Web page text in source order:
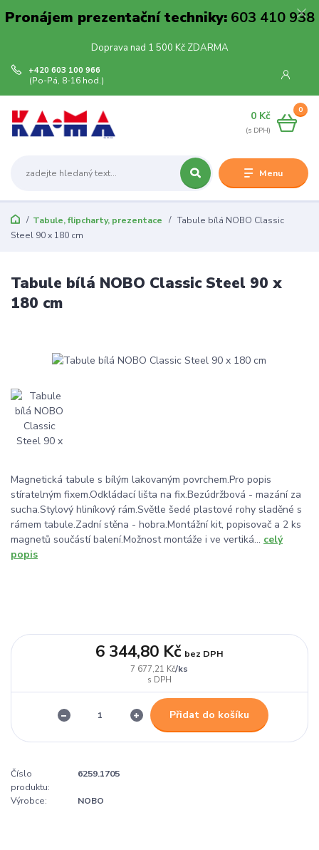
Pronájem prezentační techniky:603 410 938
Doprava nad 1 500 Kč ZDARMA
Menu
+420 603 100 966
(Po-Pá, 8-16 hod.)
0
0 Kč
Tabule, flipcharty, prezentace
Tabule bílá NOBO Classic
Steel 90 x 180 cm
Tabule bílá NOBO Classic Steel 90 x
180 cm
Magnetická tabule s bílým lakovaným povrchem.Pro popis
stíratelným fixem.Odkládací lišta na fix.Bezúdržbová - mazání za
sucha.Stylový hliníkový rám.Světle šedé plastové rohy sladěné s
rámem tabule.Zadní stěna - hobra.Montážní kit, popisovač a 2 ks
magnetů součástí balení.Možnost montáže i ve vertiká... celý
popis
7 677,21 Kč/ks
6 344,80 Kč bez DPH
Přidat do košíku
Číslo
produktu:
6259.1705
Výrobce: NOBO